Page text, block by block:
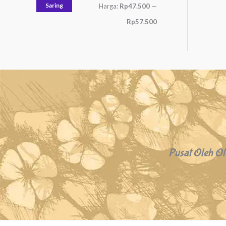
Saring Harga: Rp47.500 —
Rp57.500
Pusat Oleh